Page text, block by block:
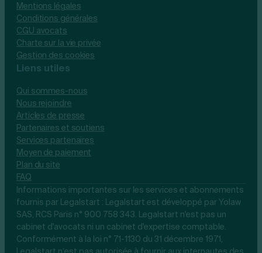
Mentions légales
Conditions générales
CGU avocats
Charte sur la vie privée
Gestion des cookies
Liens utiles
Qui sommes-nous
Nous rejoindre
Articles de presse
Partenaires et soutiens
Services partenaires
Moyen de paiement
Plan du site
FAQ
Informations importantes sur les services et abonnements
fournis par Legalstart : Legalstart est développé par Yolaw
SAS, RCS Paris n° 900 758 343. Legalstart n'est pas un
cabinet d'avocats ni un cabinet d'expertise comptable.
Conformément à la loi n° 71-1130 du 31 décembre 1971,